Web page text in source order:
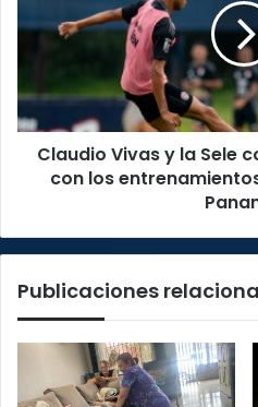
lunes
con
entrenamientos
a
Claudio Vivas y la Sele
con los
Publicaciones